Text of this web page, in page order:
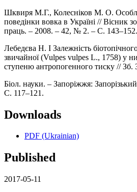
Шквиря М.Г., Колесніков М. О.
поведінки вовка в Україні // Вісник
праць. – 2008. – 42, № 2. – С. 143–152.
Лебедєва Н. І Залежність
звичайної (Vulpes vulpes L., 1758) у
ступеню антропогенного тиску // Зб.
Біол. науки. – Запоріжжя:
С. 117–121.
Downloads
PDF (Ukrainian)
Published
2017-05-11